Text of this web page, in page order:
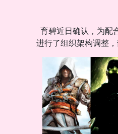
育碧近日确认，为配
进行了组织架构调整，